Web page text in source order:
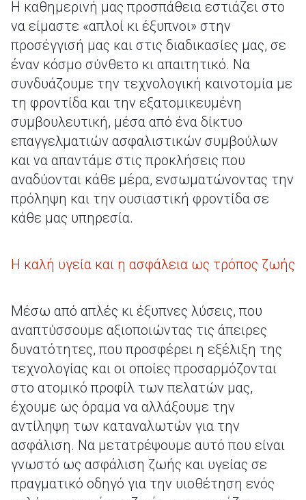
Η καθημερινή μας προσπάθεια εστιάζει στο
να είμαστε «απλοί κι έξυπνοι» στην
προσέγγισή μας και στις διαδικασίες μας, σε
έναν κόσμο σύνθετο κι απαιτητικό. Να
συνδυάζουμε την τεχνολογική καινοτομία με
τη φροντίδα και την εξατομικευμένη
συμβουλευτική, μέσα από ένα δίκτυο
επαγγελματιών ασφαλιστικών συμβούλων
και να απαντάμε στις προκλήσεις που
αναδύονται κάθε μέρα, ενσωματώνοντας την
πρόληψη και την ουσιαστική φροντίδα σε
κάθε μας υπηρεσία.
Η καλή υγεία και η ασφάλεια ως τρόπος ζωής
Μέσω από απλές κι έξυπνες λύσεις, που
αναπτύσσουμε αξιοποιώντας τις άπειρες
δυνατότητες, που προσφέρει η εξέλιξη της
τεχνολογίας και οι οποίες προσαρμόζονται
στο ατομικό προφίλ των πελατών μας,
έχουμε ως όραμα να αλλάξουμε την
αντίληψη των καταναλωτών για την
ασφάλιση. Να μετατρέψουμε αυτό που είναι
γνωστό ως ασφάλιση ζωής και υγείας σε
πραγματικό οδηγό για την υιοθέτηση ενός